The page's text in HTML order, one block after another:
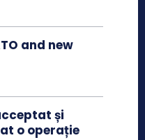
and new
și
o operație